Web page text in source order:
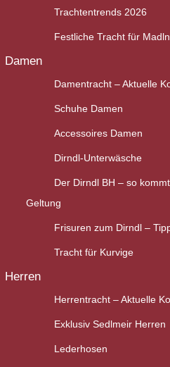
Trachtentrends 2026
Festliche Tracht für
Damen
Damentracht – Aktuelle
Schuhe Damen
Accessoires Damen
Dirndl-Unterwäsche
Der Dirndl BH – so
Geltung
Frisuren zum Dirndl –
Tracht für Kurvige
Herren
Herrentracht – Aktuelle
Exklusiv Sedlmeir Herren
Lederhosen